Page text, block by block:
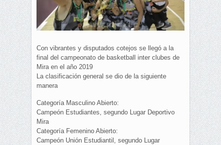
Con vibrantes y disputados cotejos se llegó a la
final del campeonato de basketball inter clubes de
Mira en el año 2019
La clasificación general se dio de la siguiente
manera
Categoría Masculino Abierto:
Campeón Estudiantes, segundo Lugar Deportivo
Mira
Categoría Femenino Abierto:
Campeón Unión Estudiantil, segundo Lugar